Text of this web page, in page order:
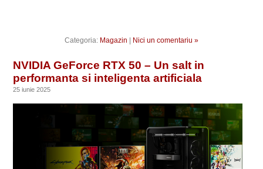
Categoria: Magazin | Nici un comentariu »
NVIDIA GeForce RTX 50 – Un salt in
performanta si inteligenta artificiala
25 iunie 2025